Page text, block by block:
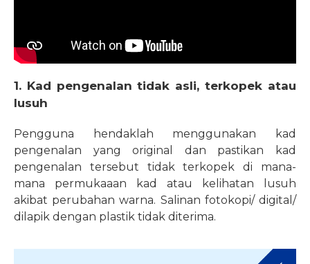
1. Kad pengenalan tidak asli, terkopek atau
lusuh
Pengguna hendaklah menggunakan kad
pengenalan yang original dan pastikan kad
pengenalan tersebut tidak terkopek di mana-
mana permukaaan kad atau kelihatan lusuh
akibat perubahan warna. Salinan fotokopi/ digital/
dilapik dengan plastik tidak diterima.